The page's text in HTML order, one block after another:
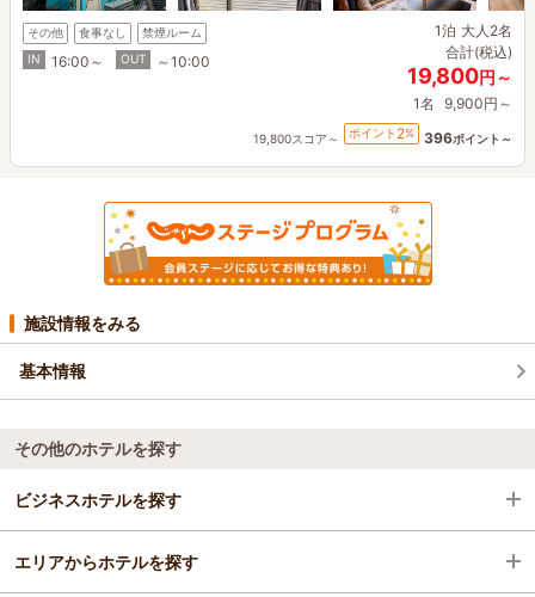
その他 食事なし
禁煙ルーム
IN
16:00～ OUT ～10:00
1泊 大人2名
合計(税込)
19,800円～
1名 9,900円～
19,800スコア～ ポイント 2% 396ポイント～
施設情報をみる
基本情報
その他のホテルを探す
ビジネスホテルを探す
神奈川県
エリアからホテルを探す